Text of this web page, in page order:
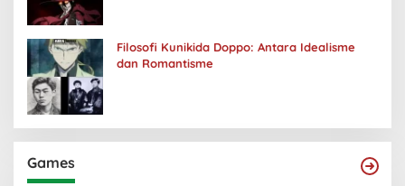
Filosofi Kunikida Doppo: Antara Idealisme
dan Romantisme
Games